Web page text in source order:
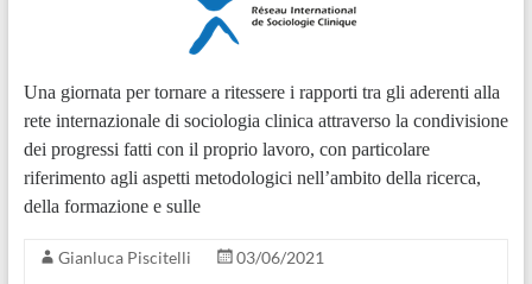
Una giornata per tornare a ritessere i rapporti tra gli aderenti alla
rete internazionale di sociologia clinica attraverso la condivisione
dei progressi fatti con il proprio lavoro, con particolare
riferimento agli aspetti metodologici nell’ambito della ricerca,
della formazione e sulle
Gianluca Piscitelli
03/06/2021